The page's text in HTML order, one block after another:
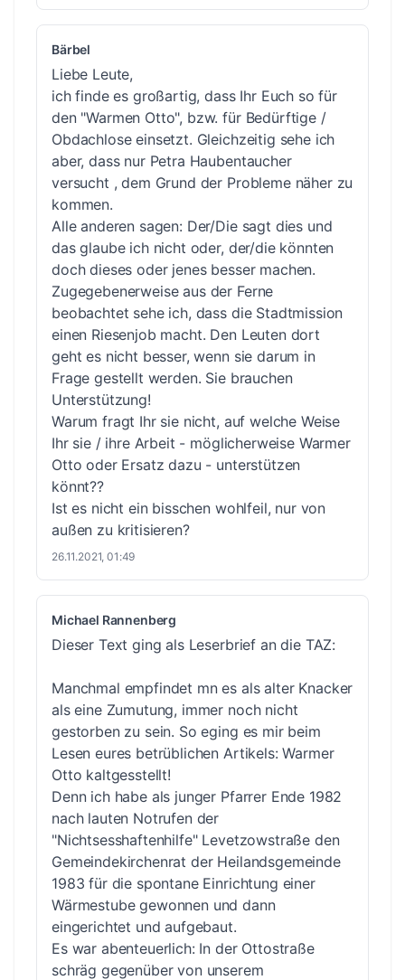
Bärbel
Liebe Leute,
ich finde es großartig, dass Ihr Euch so für
den "Warmen Otto", bzw. für Bedürftige /
Obdachlose einsetzt. Gleichzeitig sehe ich
aber, dass nur Petra Haubentaucher
versucht , dem Grund der Probleme näher zu
kommen.
Alle anderen sagen: Der/Die sagt dies und
das glaube ich nicht oder, der/die könnten
doch dieses oder jenes besser machen.
Zugegebenerweise aus der Ferne
beobachtet sehe ich, dass die Stadtmission
einen Riesenjob macht. Den Leuten dort
geht es nicht besser, wenn sie darum in
Frage gestellt werden. Sie brauchen
Unterstützung!
Warum fragt Ihr sie nicht, auf welche Weise
Ihr sie / ihre Arbeit - möglicherweise Warmer
Otto oder Ersatz dazu - unterstützen
könnt??
Ist es nicht ein bisschen wohlfeil, nur von
außen zu kritisieren?
26.11.2021, 01:49
Michael Rannenberg
Dieser Text ging als Leserbrief an die TAZ:
Manchmal empfindet mn es als alter Knacker
als eine Zumutung, immer noch nicht
gestorben zu sein. So eging es mir beim
Lesen eures betrüblichen Artikels: Warmer
Otto kaltgesstellt!
Denn ich habe als junger Pfarrer Ende 1982
nach lauten Notrufen der
"Nichtsesshaftenhilfe" Levetzowstraße den
Gemeindekirchenrat der Heilandsgemeinde
1983 für die spontane Einrichtung einer
Wärmestube gewonnen und dann
eingerichtet und aufgebaut.
Es war abenteuerlich: In der Ottostraße
schräg gegenüber von unserem